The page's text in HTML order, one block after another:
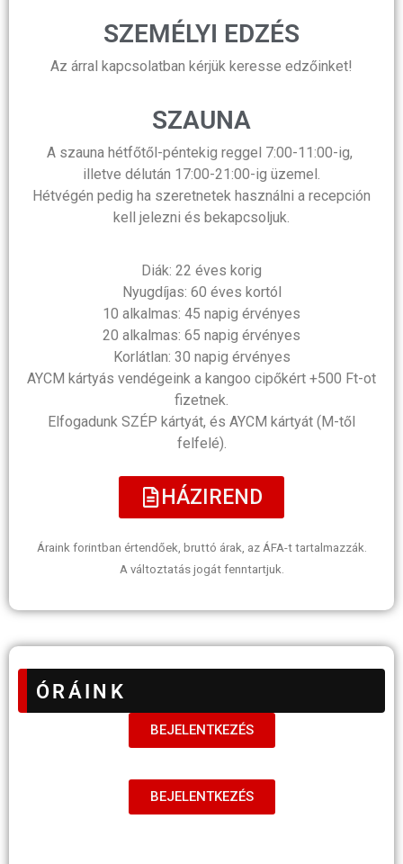
SZEMÉLYI EDZÉS
Az árral kapcsolatban kérjük keresse edzőinket!
SZAUNA
A szauna hétfőtől-péntekig reggel 7:00-11:00-ig,
illetve délután 17:00-21:00-ig üzemel.
Hétvégén pedig ha szeretnetek használni a recepción
kell jelezni és bekapcsoljuk.
Diák: 22 éves korig
Nyugdíjas: 60 éves kortól
10 alkalmas: 45 napig érvényes
20 alkalmas: 65 napig érvényes
Korlátlan: 30 napig érvényes
AYCM kártyás vendégeink a kangoo cipőkért +500 Ft-ot
fizetnek.
Elfogadunk SZÉP kártyát, és AYCM kártyát (M-től
felfelé).
HÁZIREND
Áraink forintban értendőek, bruttó árak, az ÁFA-t tartalmazzák.
A változtatás jogát fenntartjuk.
ÓRÁINK
BEJELENTKEZÉS
BEJELENTKEZÉS